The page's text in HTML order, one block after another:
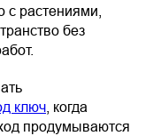
растениями,
без
ключ , когда
продумываются